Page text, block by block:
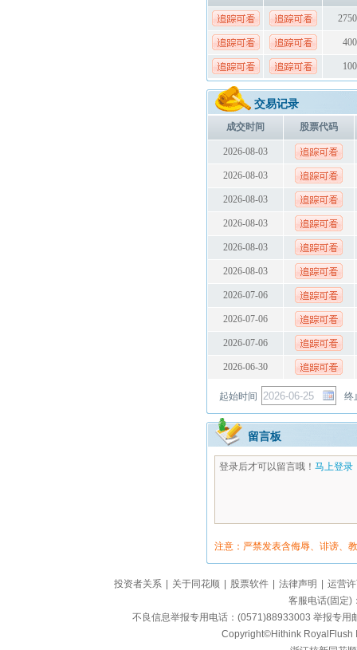
400
100
交易记录
成交时间 股票代码
2026-08-03
2026-08-03
2026-08-03
2026-08-03
2026-08-03
2026-08-03
2026-07-06
2026-07-06
2026-07-06
2026-06-30
起始时间 终
留言板
登录后才可以留言哦！ 马上登录
注意：严禁发表含侮辱、诽谤、
投资者关系 关于同花顺 股票软件 法律声明
运营
客服电话(固定
不良信息举报专用电话：(0571)88933003 举报专
Copyright©Hithink RoyalFlush